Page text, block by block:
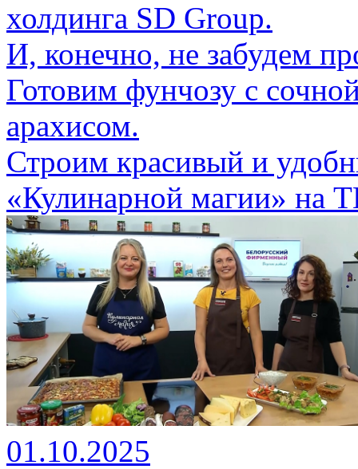
холдинга SD Group.
И, конечно, не забудем
Готовим фунчозу с
арахисом.
Строим красивый и
«Кулинарной магии» на
01.10.2025